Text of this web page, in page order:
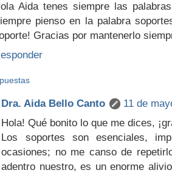
Aida tenes siempre las
pienso en la palabra
Gracias por mantenerlo
Dra. Aida Bello Canto
11 de
Hola! Qué bonito lo que me dices,
Los soportes son esenciales,
ocasiones; no me canso de
adentro nuestro, es un enorme